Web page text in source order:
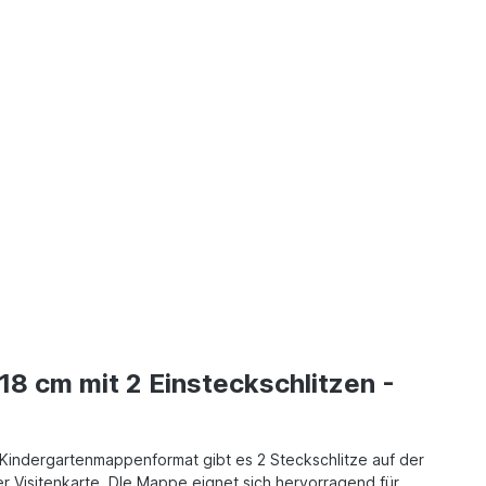
cm mit 2 Einsteckschlitzen -
gibt es 2 Steckschlitze auf der
Visitenkarte. DIe Mappe eignet sich hervorragend für